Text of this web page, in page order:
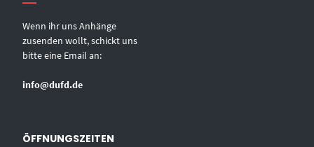
Wenn ihr uns Anhänge
zusenden wollt, schickt uns
bitte eine Email an:
info@dufd.de
ÖFFNUNGSZEITEN